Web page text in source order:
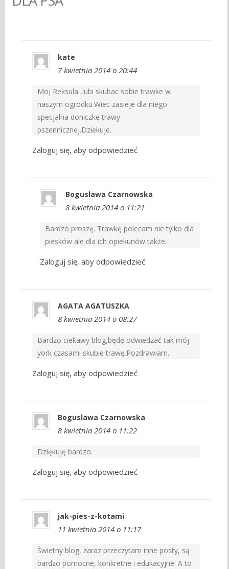
kate
7 kwietnia 2014 o 20:44
Moj Reksula ,lubi skubac sobie trawke w
naszym ogrodku.Wiec zasieje dla niego
specjalna doniczke trawy
pszennicznej.Dziekuje.
Zaloguj się, aby odpowiedzieć
Boguslawa Czarnowska
8 kwietnia 2014 o 11:21
Bardzo proszę. Trawkę polecam nie tylko dla
piesków ale dla ich opiekunów także.
Zaloguj się, aby odpowiedzieć
AGATA AGATUSZKA
8 kwietnia 2014 o 08:27
Bardzo ciekawy blog,będę odwiedzać tak mój
york czasami skubie trawę.Pozdrawiam.
Zaloguj się, aby odpowiedzieć
Boguslawa Czarnowska
8 kwietnia 2014 o 11:22
Dziękuję bardzo.
Zaloguj się, aby odpowiedzieć
jak-pies-z-kotami
11 kwietnia 2014 o 11:17
Świetny blog, zaraz przeczytam inne posty, są
bardzo pomocne, konkretne i edukacyjne. A to